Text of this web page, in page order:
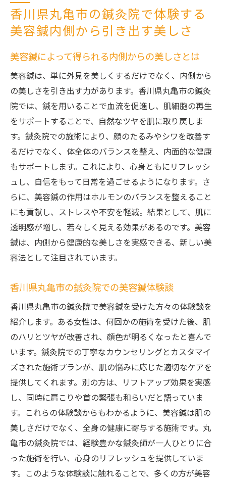
香川県丸亀市の鍼灸院で体験する
美容鍼内側から引き出す美しさ
美容鍼によって得られる内側からの美しさとは
美容鍼は、単に外見を美しくするだけでなく、内側から
の美しさを引き出す力があります。香川県丸亀市の鍼灸
院では、鍼を用いることで血流を促進し、肌細胞の再生
をサポートすることで、自然なツヤを肌に取り戻しま
す。鍼灸院での施術により、顔のたるみやシワを改善す
るだけでなく、体全体のバランスを整え、内面的な健康
もサポートします。これにより、心身ともにリフレッシ
ュし、自信をもって日常を過ごせるようになります。さ
らに、美容鍼の作用はホルモンのバランスを整えること
にも貢献し、ストレスや不安を軽減。結果として、肌に
透明感が増し、若々しく見える効果があるのです。美容
鍼は、内側から健康的な美しさを実感できる、新しい美
容法として注目されています。
香川県丸亀市の鍼灸院での美容鍼体験談
香川県丸亀市の鍼灸院で美容鍼を受けた方々の体験談を
紹介します。ある女性は、何回かの施術を受けた後、肌
のハリとツヤが改善され、顔色が明るくなったと喜んで
います。鍼灸院での丁寧なカウンセリングとカスタマイ
ズされた施術プランが、肌の悩みに応じた適切なケアを
提供してくれます。別の方は、リフトアップ効果を実感
し、同時に肩こりや首の緊張も和らいだと語っていま
す。これらの体験談からもわかるように、美容鍼は肌の
美しさだけでなく、全身の健康に寄与する施術です。丸
亀市の鍼灸院では、経験豊かな鍼灸師が一人ひとりに合
った施術を行い、心身のリフレッシュを提供していま
す。このような体験談に触れることで、多くの方が美容